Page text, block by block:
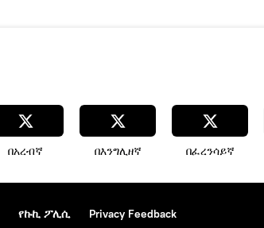
በአረብኛ በእንግሊዘኛ በፈረንሳይኛ
የኩኪ ፖሊሲ Privacy Feedback